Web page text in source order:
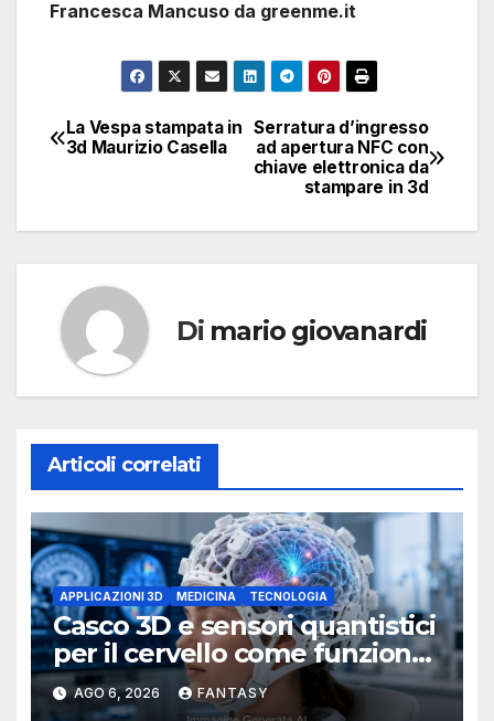
Francesca Mancuso da greenme.it
NavigazioneSerratura d’ingresso
ad apertura NFC con
chiave elettronica da
stampare in 3d
La Vespa stampata in
3d Maurizio Casella
Di mario giovanardi
Articoli correlati
APPLICAZIONI 3D MEDICINA TECNOLOGIA
Casco 3D e sensori quantistici
per il cervello come funziona
l’OPM-MEG
AGO 6, 2026 FANTASY